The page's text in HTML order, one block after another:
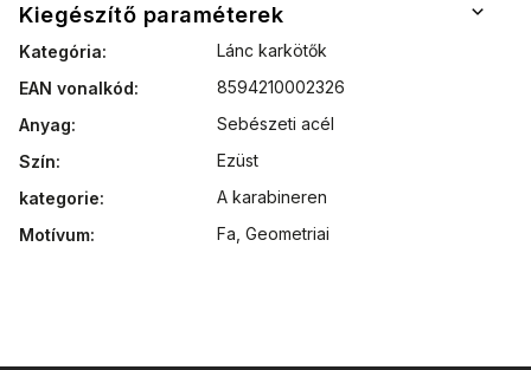
Kiegészítő paraméterek
Kategória:
Lánc karkötők
EAN vonalkód:
8594210002326
Anyag:
Sebészeti acél
Szín:
Ezüst
kategorie:
A karabineren
Motívum: Fa Geometriai